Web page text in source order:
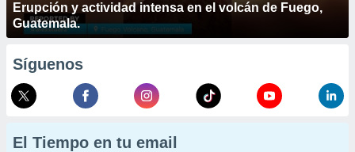
Erupción y actividad intensa en el volcán de Fuego,
Guatemala.
Síguenos
El Tiempo en tu email